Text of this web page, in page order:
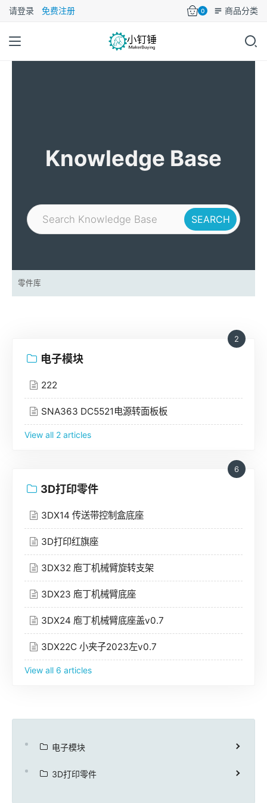
请登录 免费注册 0 商品分类
Knowledge Base
零件库
电子模块
2
222
SNA363 DC5521电源转面板板
View all 2 articles
3D打印零件
6
3DX14 传送带控制盒底座
3D打印红旗座
3DX32 庖丁机械臂旋转支架
3DX23 庖丁机械臂底座
3DX24 庖丁机械臂底座盖v0.7
3DX22C 小夹子2023左v0.7
View all 6 articles
电子模块
3D打印零件